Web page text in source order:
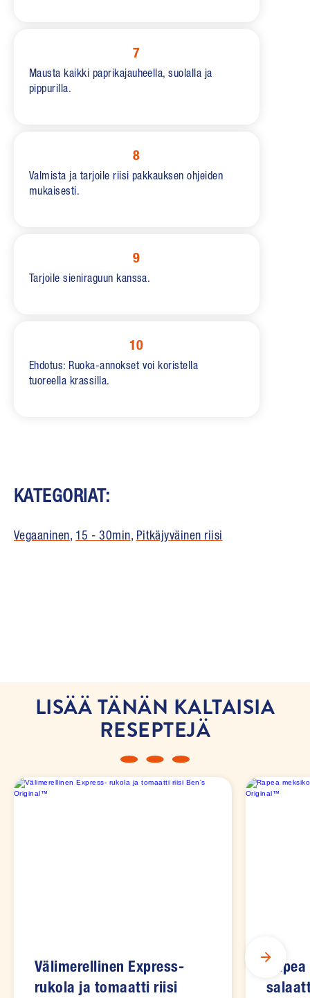
7
Mausta kaikki paprikajauheella, suolalla ja
pippurilla.
8
Valmista ja tarjoile riisi pakkauksen ohjeiden
mukaisesti.
9
Tarjoile sieniraguun kanssa.
10
Ehdotus: Ruoka-annokset voi koristella
tuoreella krassilla.
KATEGORIAT:
Vegaaninen, 15 - 30min, Pitkäjyväinen riisi
LISÄÄ TÄNÄN KALTAISIA
RESEPTEJÄ
Välimerellinen Express-
rukola ja tomaatti riisi